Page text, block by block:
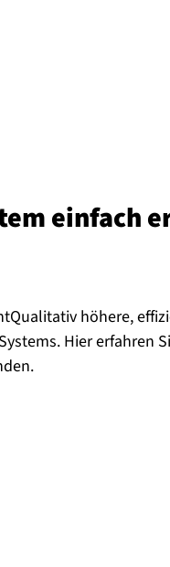
einfach
höhere,
Hier